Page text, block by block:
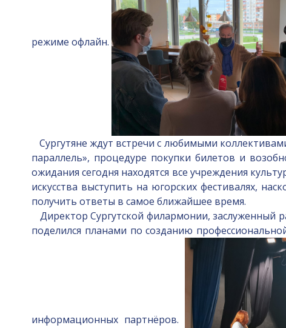
режиме офлайн.
Сургутяне ждут встречи с любимыми
параллель», процедуре покупки билетов и
ожидания сегодня находятся все учреждения
искусства выступить на югорских фестивалях,
получить ответы в самое ближайшее время.
Директор Сургутской филармонии, заслуженный
поделился планами по созданию
информационных партнёров.